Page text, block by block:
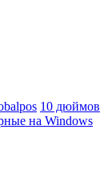
10 дюймов
на Windows